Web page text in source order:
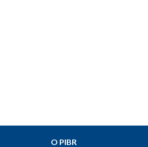
O PIBR